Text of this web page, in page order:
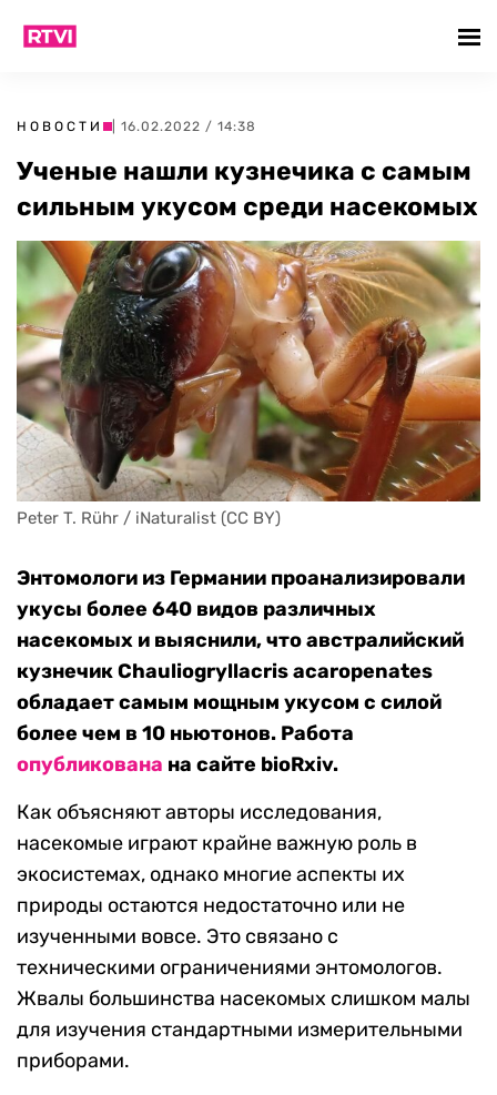
НОВОСТИ | 16.02.2022 / 14:38
Ученые нашли кузнечика с самым
сильным укусом среди насекомых
Peter T. Rühr / iNaturalist (CC BY)
Энтомологи из Германии проанализировали
укусы более 640 видов различных
насекомых и выяснили, что австралийский
кузнечик Chauliogryllacris acaropenates
обладает самым мощным укусом с силой
более чем в 10 ньютонов. Работа
опубликована на сайте bioRxiv.
Как объясняют авторы исследования,
насекомые играют крайне важную роль в
экосистемах, однако многие аспекты их
природы остаются недостаточно или не
изученными вовсе. Это связано с
техническими ограничениями энтомологов.
Жвалы большинства насекомых слишком малы
для изучения стандартными измерительными
приборами.